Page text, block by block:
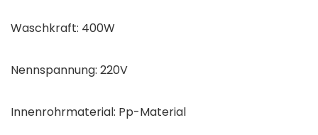
Waschkraft: 400W
Nennspannung: 220V
Innenrohrmaterial: Pp-Material